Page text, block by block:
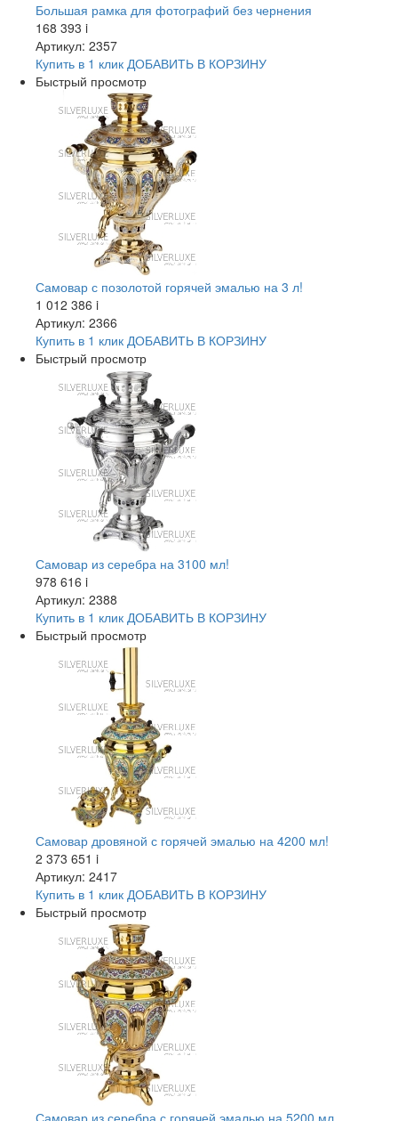
Большая рамка для фотографий без чернения
168 393 i
Артикул: 2357
Купить в 1 клик ДОБАВИТЬ В КОРЗИНУ
Быстрый просмотр
Самовар с позолотой горячей эмалью на 3 л!
1 012 386 i
Артикул: 2366
Купить в 1 клик ДОБАВИТЬ В КОРЗИНУ
Быстрый просмотр
Самовар из серебра на 3100 мл!
978 616 i
Артикул: 2388
Купить в 1 клик ДОБАВИТЬ В КОРЗИНУ
Быстрый просмотр
Самовар дровяной с горячей эмалью на 4200 мл!
2 373 651 i
Артикул: 2417
Купить в 1 клик ДОБАВИТЬ В КОРЗИНУ
Быстрый просмотр